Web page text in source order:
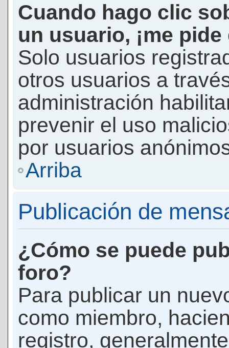
Cuando hago clic
un usuario, ¡me
Solo usuarios
otros usuarios a
administración
prevenir el uso
por usuarios
Arriba
Publicación de
¿Cómo se puede
foro?
Para publicar un
como miembro,
registro,